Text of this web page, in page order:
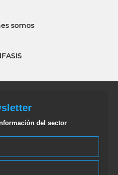
somos
del sector